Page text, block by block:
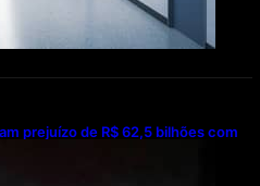
prejuízo de R$ 62,5 bilhões com